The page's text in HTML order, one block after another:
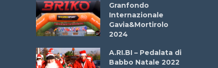
Granfondo
Internazionale
Gavia&Mortirolo
2024
A.RI.BI – Pedalata di
Babbo Natale 2022